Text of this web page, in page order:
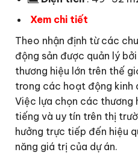
Xem chi tiết
Theo nhận định từ các
động sản được quản lý
thương hiệu lớn trên thế
trong các hoạt động kinh
Việc lựa chọn các thương
tiếng và uy tín trên thị
hưởng trực tiếp đến hiệu
năng giá trị của dự án.